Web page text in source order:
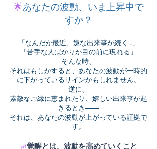
🌟あなたの波動、いま上昇中で
すか？
「なんだか最近、嫌な出来事が続く…」
「苦手な人ばかりが目の前に現れる」
そんな時、
それはもしかすると、あなたの波動が一時的
に下がっているサインかもしれません。
逆に、
素敵なご縁に恵まれたり、嬉しい出来事が起
きるとき――
それは、あなたの波動が上がっている証拠で
す。
🌿覚醒とは、波動を高めていくこと